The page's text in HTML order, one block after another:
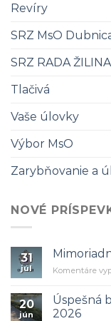
Revíry
SRZ MsO
SRZ RADA ŽILINA
Tlačivá
Vaše úlovky
Výbor MsO
Zarybňovanie a
NOVÉ
31
júl Komentáre
20
jún
Úspešná
2026